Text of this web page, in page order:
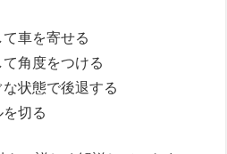
て車を寄せる
て角度をつける
な状態で後退する
を切る